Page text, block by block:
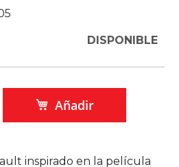
DISPONIBLE
Añadir
inspirado en la película